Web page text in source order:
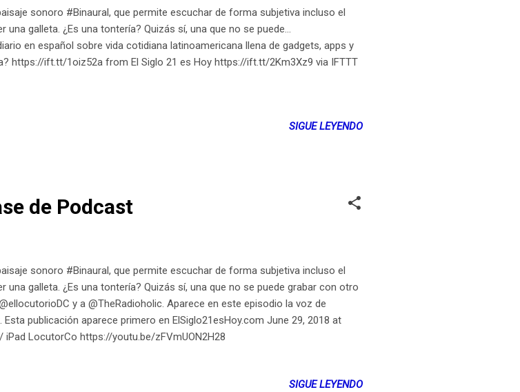
sonoro #Binaural, que permite escuchar de forma subjetiva incluso el
galleta. ¿Es una tontería? Quizás sí, una que no se puede...
en español sobre vida cotidiana latinoamericana llena de gadgets, apps y
https://ift.tt/1oiz52a from El Siglo 21 es Hoy https://ift.tt/2Km3Xz9 via IFTTT
SIGUE LEYENDO
de Podcast
sonoro #Binaural, que permite escuchar de forma subjetiva incluso el
una galleta. ¿Es una tontería? Quizás sí, una que no se puede grabar con otro
y a @TheRadioholic. Aparece en este episodio la voz de
publicación aparece primero en ElSiglo21esHoy.com June 29, 2018 at
iPad LocutorCo https://youtu.be/zFVmUON2H28
SIGUE LEYENDO